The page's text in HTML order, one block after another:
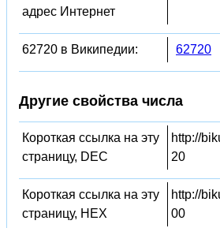
адрес Интернет
62720 в Википедии: 62720
Другие свойства числа
Короткая ссылка на эту
страницу, DEC
http://
20
Короткая ссылка на эту
страницу, HEX
http://
00